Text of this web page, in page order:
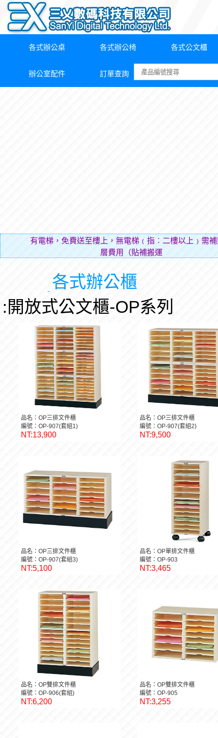
各式辦公桌 各式辦公椅 各式公文櫃
辦公室配件 訂單查詢
有電梯，免費送至樓上，無電梯﹙指︰二樓以上﹚需
層費用（貼補搬運人的辛
各式辦公櫃
:開放式公文櫃-OP系列
品名：OP三排文件櫃
編號：OP-907(套組1)
NT:13,900
品名：OP三排文件櫃
編號：OP-907(套組2)
NT:9,500
品名：OP三排文件櫃
編號：OP-907(套組3)
NT:5,100
品名：OP單排文件櫃
編號：OP-903
NT:3,465
品名：OP雙排文件櫃
編號：OP-906(套組)
NT:6,200
品名：OP雙排文件櫃
編號：OP-905
NT:3,255